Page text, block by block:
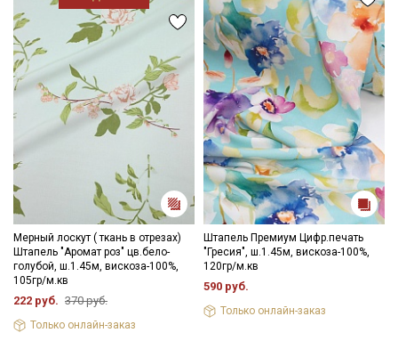
Мерный лоскут ( ткань в отрезах)
Штапель "Аромат роз" цв.бело-
голубой, ш.1.45м, вискоза-100%,
105гр/м.кв
222 руб. 370 руб.
Только онлайн-заказ
Штапель Премиум Цифр.печать
"Гресия", ш.1.45м, вискоза-100%,
120гр/м.кв
590 руб.
Только онлайн-заказ
Мы публикуем здесь дополнительные
промокоды и скидки до 30% на узкие
категории тканей
Электронная почта
Подписаться
Ознакомлен(а) сПолитикой обработки персональных
данныхи даюСогласие на обработку персональных
данных
Согласие на получение рекламных и
информационных рассылок